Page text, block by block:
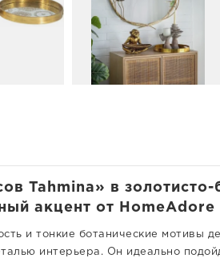
Tahmina» в золотисто-
акцент от HomeAdore
и тонкие ботанические мотивы
интерьера. Он идеально